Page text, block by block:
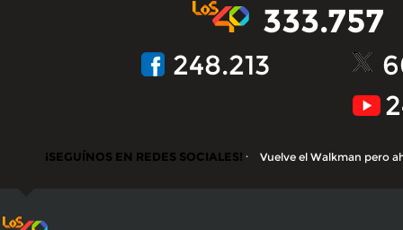
333.757
248.213
¡SEGUÍNOS EN REDES SOCIALES! Vuelve el Walkman pero